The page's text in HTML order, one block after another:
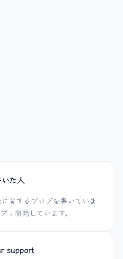
た人
関するブログを書いていま
リ開発しています。
support